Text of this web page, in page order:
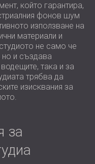
който гарантира,
фонов шум
използване на
материали и
не само че
но и създава
така и за
трябва да
изисквания за
за